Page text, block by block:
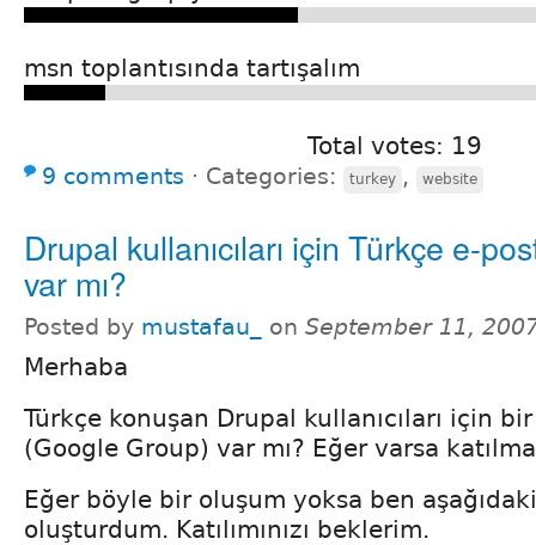
msn toplantısında tartışalım
Total votes: 19
9 comments ⋅ Categories: turkey , website
Drupal kullanıcıları için Türkçe e-
var mı?
Posted by mustafau_ on September 11,
Merhaba
Türkçe konuşan Drupal kullanıcıları için
(Google Group) var mı? Eğer varsa
Eğer böyle bir oluşum yoksa ben
oluşturdum. Katılımınızı beklerim.